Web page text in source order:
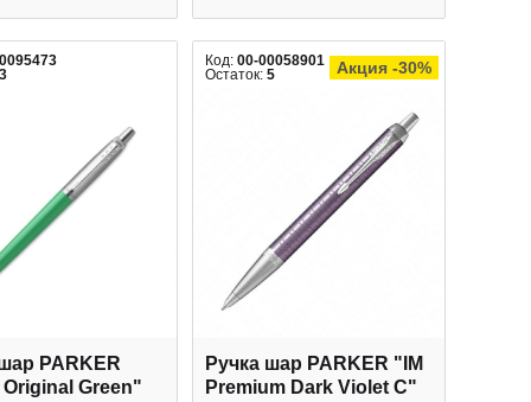
PARKER
Green"
Код: 00-00058901
Остаток: 5 Акция -30%
Ручка шар PARKER "IM
Premium Dark Violet C"